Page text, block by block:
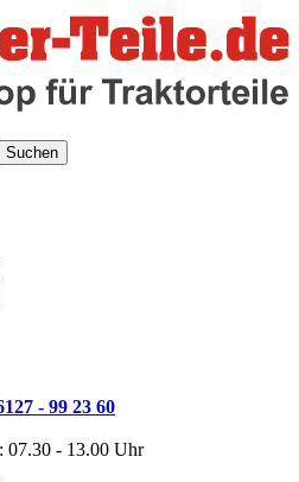
Suchen
- 99 23 60
07.30 - 13.00 Uhr